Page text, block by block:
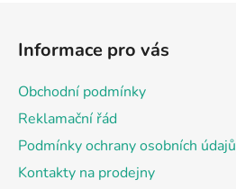
Informace pro vás
Obchodní podmínky
Reklamační řád
Podmínky ochrany osobních údajů
Kontakty na prodejny